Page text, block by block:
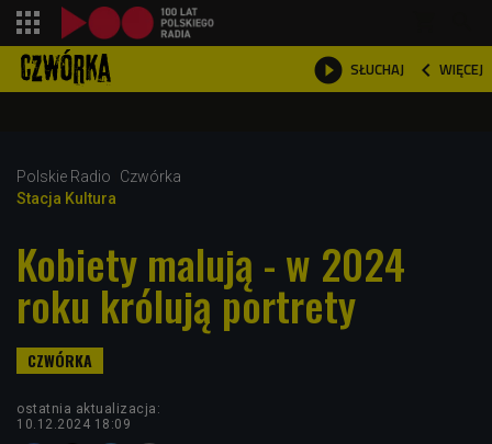
 SŁUCHAJ  WIĘCEJ

Polskie Radio
Czwórka
Stacja Kultura
Kobiety malują - w 2024
roku królują portrety
ostatnia aktualizacja:
10.12.2024 18:09